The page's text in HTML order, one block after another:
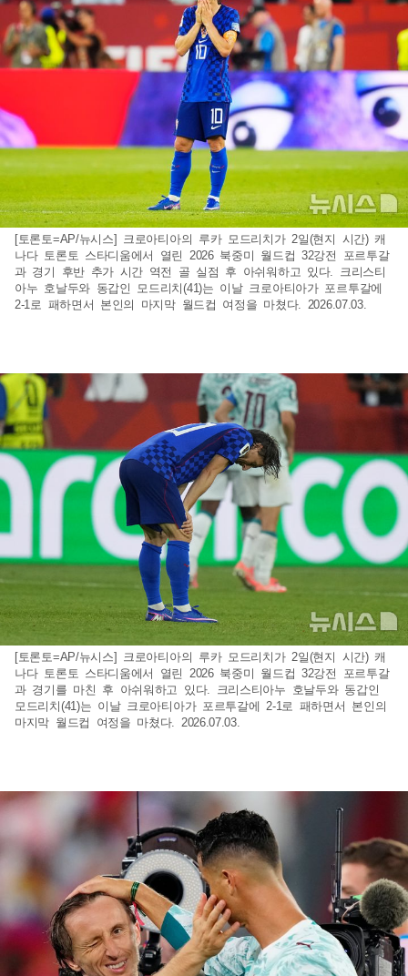
[토론토=AP/뉴시스] 크로아티아의 루카 모드리치가 2일(현지 시간) 캐
나다 토론토 스타디움에서 열린 2026 북중미 월드컵 32강전 포르투갈
과 경기 후반 추가 시간 역전 골 실점 후 아쉬워하고 있다. 크리스티
아누 호날두와 동갑인 모드리치(41)는 이날 크로아티아가 포르투갈에
2-1로 패하면서 본인의 마지막 월드컵 여정을 마쳤다. 2026.07.03.
[토론토=AP/뉴시스] 크로아티아의 루카 모드리치가 2일(현지 시간) 캐
나다 토론토 스타디움에서 열린 2026 북중미 월드컵 32강전 포르투갈
과 경기를 마친 후 아쉬워하고 있다. 크리스티아누 호날두와 동갑인
모드리치(41)는 이날 크로아티아가 포르투갈에 2-1로 패하면서 본인의
마지막 월드컵 여정을 마쳤다. 2026.07.03.